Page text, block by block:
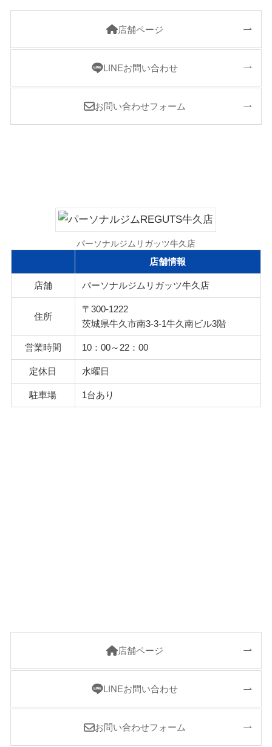
店舗ページ
LINEお問い合わせ
お問い合わせフォーム
パーソナルジムリガッツ牛久店
店舗情報
店舗 パーソナルジムリガッツ牛久店
住所
〒300-1222
茨城県牛久市南3-3-1牛久南ビル3階
営業時間 10：00～22：00
定休日 水曜日
駐車場 1台あり
店舗ページ
LINEお問い合わせ
お問い合わせフォーム